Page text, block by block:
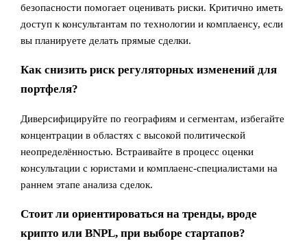
безопасности помогает оценивать риски. Критично иметь
доступ к консультантам по технологии и комплаенсу, если
вы планируете делать прямые сделки.
Как снизить риск регуляторных изменений для
портфеля?
Диверсифицируйте по географиям и сегментам, избегайте
концентрации в областях с высокой политической
неопределённостью. Встраивайте в процесс оценки
консультации с юристами и комплаенс‑специалистами на
раннем этапе анализа сделок.
Стоит ли ориентироваться на тренды, вроде
крипто или BNPL, при выборе стартапов?